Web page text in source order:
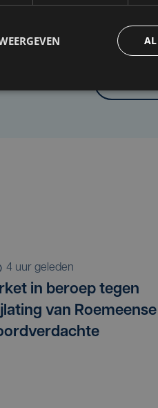
Heb je een taal- of
4 uur geleden
in beroep tegen
van Roemeense